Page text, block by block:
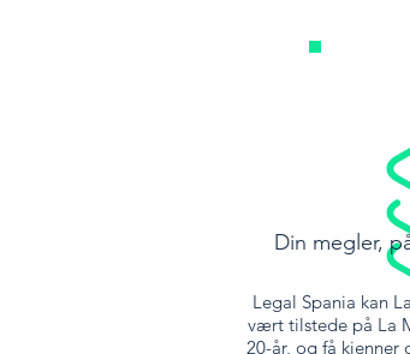
Din megler,
Legal Spania kan
vært tilstede på La
20-år, og få kjenner